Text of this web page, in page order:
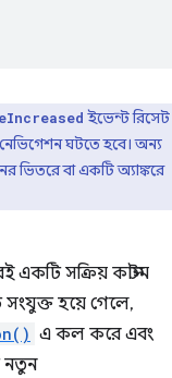
ইভেন্ট রিসেট
ঘটতে হবে। অন্য
ভিতরে বা একটি অ্যাঙ্করে
একটি সক্রিয় কাস্টম
সংযুক্ত হয়ে গেলে,
এ কল করে এবং
নতুন